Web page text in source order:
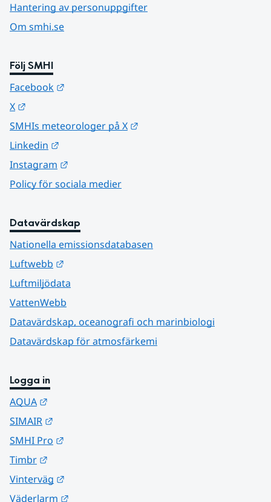
Hantering av personuppgifter
Om smhi.se
Följ SMHI
Facebook
X
SMHIs meteorologer på X
Linkedin
Instagram
Policy för sociala medier
Datavärdskap
Nationella emissionsdatabasen
Luftwebb
Luftmiljödata
VattenWebb
Datavärdskap, oceanografi och marinbiologi
Datavärdskap för atmosfärkemi
Logga in
AQUA
SIMAIR
SMHI Pro
Timbr
Vinterväg
Väderlarm